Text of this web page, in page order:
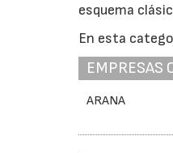
esquema
En esta
EMPRESAS
ARANA